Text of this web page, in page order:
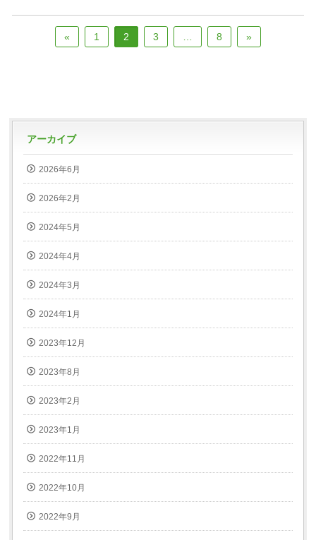
« 1 2 3 8 »
アーカイブ
2026年6月
2026年2月
2024年5月
2024年4月
2024年3月
2024年1月
2023年12月
2023年8月
2023年2月
2023年1月
2022年11月
2022年10月
2022年9月